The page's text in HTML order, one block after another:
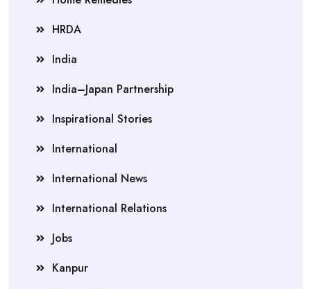
HRDA
India
India–Japan Partnership
Inspirational Stories
International
International News
International Relations
Jobs
Kanpur